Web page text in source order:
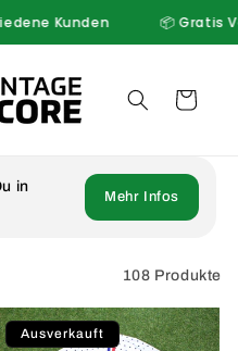
Kunden📦 Gratis
Warenkorb
in
Mehr Infos
108 Produkte
Ausverkauft